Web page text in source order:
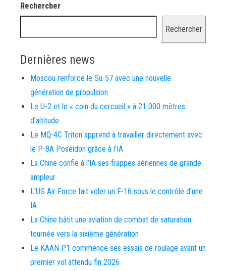
Rechercher
Rechercher
Dernières news
Moscou renforce le Su-57 avec une nouvelle
génération de propulsion
Le U-2 et le « coin du cercueil » à 21 000 mètres
d’altitude
Le MQ-4C Triton apprend à travailler directement avec
le P-8A Poséidon grâce à l’IA
La Chine confie à l’IA ses frappes aériennes de grande
ampleur
L’US Air Force fait voler un F-16 sous le contrôle d’une
IA
La Chine bâtit une aviation de combat de saturation
tournée vers la sixième génération
Le KAAN P1 commence ses essais de roulage avant un
premier vol attendu fin 2026